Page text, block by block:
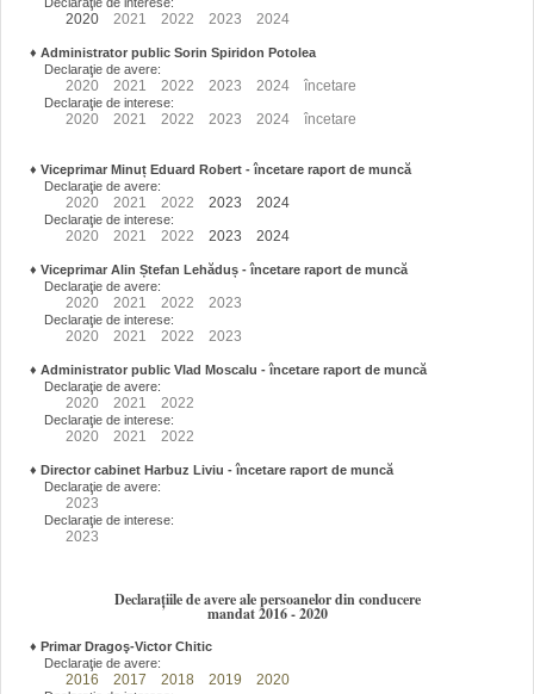
2020 2021 2022 2023 2024
♦ Administrator public Sorin Spiridon Potolea
Declaraţie de avere:
2020 2021 2022 2023 2024 încetare
Declaraţie de interese:
2020 2021 2022 2023 2024 încetare
♦ Viceprimar Minuț Eduard Robert - încetare raport de muncă
Declaraţie de avere:
2020 2021 2022 2023 2024
Declaraţie de interese:
2020 2021 2022 2023 2024
♦ Viceprimar Alin Ștefan Lehăduș - încetare raport de muncă
Declaraţie de avere:
2020 2021 2022 2023
Declaraţie de interese:
2020 2021 2022 2023
♦ Administrator public Vlad Moscalu - încetare raport de muncă
Declaraţie de avere:
2020 2021 2022
Declaraţie de interese:
2020 2021 2022
♦ Director cabinet Harbuz Liviu - încetare raport de muncă
Declaraţie de avere:
2023
Declaraţie de interese:
2023
Declarațiile de avere ale persoanelor din conducere
mandat 2016 - 2020
♦ Primar Dragoş-Victor Chitic
Declaraţie de avere:
2016 2017 2018 2019 2020